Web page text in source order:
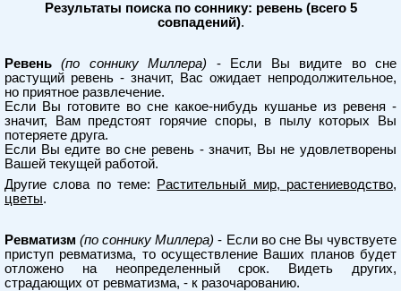
Результаты поиска по соннику: ревень (всего 5
совпадений).
Ревень (по соннику Миллера) - Если Вы видите во сне
растущий ревень - значит, Вас ожидает непродолжительное,
но приятное развлечение.
Если Вы готовите во сне какое-нибудь кушанье из ревеня -
значит, Вам предстоят горячие споры, в пылу которых Вы
потеряете друга.
Если Вы едите во сне ревень - значит, Вы не удовлетворены
Вашей текущей работой.
Другие слова по теме:
Растительный мир, растениеводство,
цветы.
Ревматизм (по соннику Миллера) - Если во сне Вы чувствуете
приступ ревматизма, то осуществление Ваших планов будет
отложено на неопределенный срок. Видеть других,
страдающих от ревматизма, - к разочарованию.